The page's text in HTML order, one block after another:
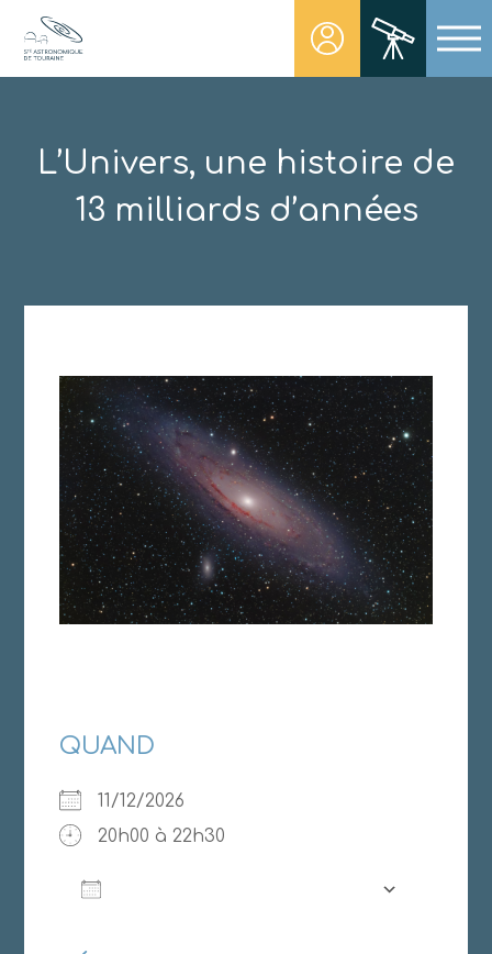
content
L’Univers, une histoire de
13 milliards d’années
QUAND
11/12/2026
20h00 à 22h30